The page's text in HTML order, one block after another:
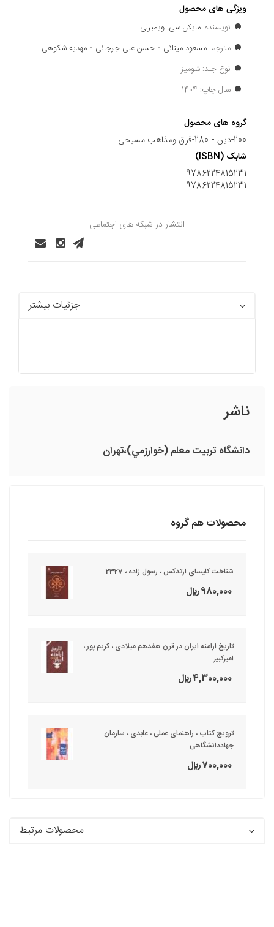
ویژگی های محصول
نویسنده: مایکل سی. ویمبرلی
مترجم: مسعود مینائی - حسن علی جرجانی - مهدیه شکوهی
نوع جلد: شومیز
سال چاپ: 1404
گروه های محصول
200-دین
- 280-فرق ومذاهب مسیحی
شابک (ISBN)
9786224815231
9786224815231
انتشار در شبکه های اجتماعی
جزئیات بیشتر
ناشر
دانشگاه تربيت معلم (خوارزمي)،تهران
محصولات هم گروه
شناخت کلیسای ارتدکس ، رسول زاده ، 2327
980,000 ريال
تاریخ ارامنه ایران در قرن هفدهم میلادی ، کریم پور ،
امیرکبیر
4,300,000 ريال
ترویج کتاب ، راهنمای عملی ، عابدی ، سازمان
جهاددانشگاهی
700,000 ريال
محصولات مرتبط